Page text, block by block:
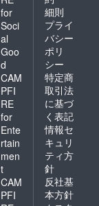
for
Soci
al
Goo
d
CAM
PFI
RE
for
Ente
rtain
men
t
CAM
PFI
細則
プライ
バシー
ポリ
シー
特定商
取引法
に基づ
く表記
情報セ
キュリ
ティ方
針
反社基
本方針